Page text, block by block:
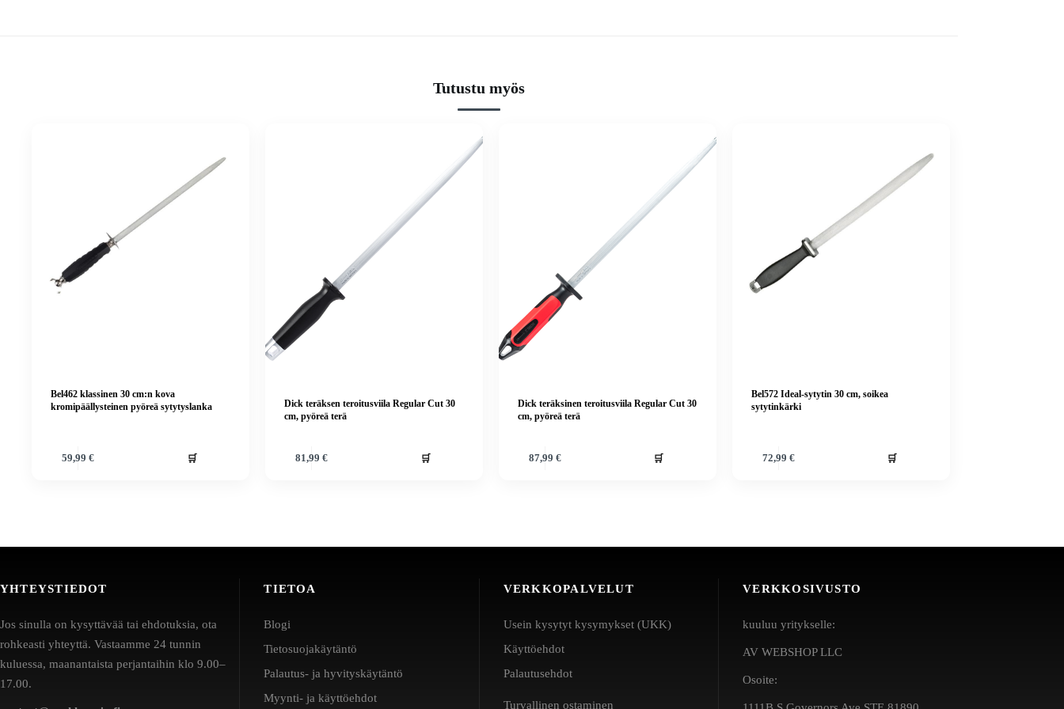
Tutustu myös
Bel462 klassinen 30 cm:n kova
kromipäällysteinen pyöreä sytytyslanka
59,99€ 🛒
Dick teräksen teroitusviila Regular Cut 30
cm, pyöreä terä
81,99€ 🛒
Dick teräksinen teroitusviila Regular Cut 30
cm, pyöreä terä
87,99 € 🛒
Bel572 Ideal-sytytin 30 cm, soikea
sytytinkärki
72,99 € 🛒
YHTEYSTIEDOT
Jos sinulla on kysyttävää tai ehdotuksia, ota
rohkeasti yhteyttä. Vastaamme 24 tunnin
kuluessa, maanantaista perjantaihin klo 9.00–
17.00.
TIETOA
Blogi
Tietosuojakäytäntö
Palautus- ja hyvityskäytäntö
Myynti- ja käyttöehdot
VERKKOPALVELUT
Usein kysytyt kysymykset (UKK)
Käyttöehdot
Palautusehdot
Turvallinen ostaminen
VERKKOSIVUSTO
kuuluu yritykselle:
AV WEBSHOP LLC
Osoite: